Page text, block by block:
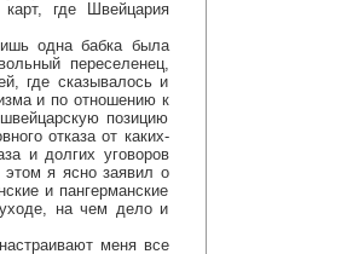
где Швейцария
одна бабка была
переселенец,
где сказывалось и
и по отношению к
позицию
отказа от каких-
и долгих уговоров
я ясно заявил о
и пангерманские
на чем дело и
меня все